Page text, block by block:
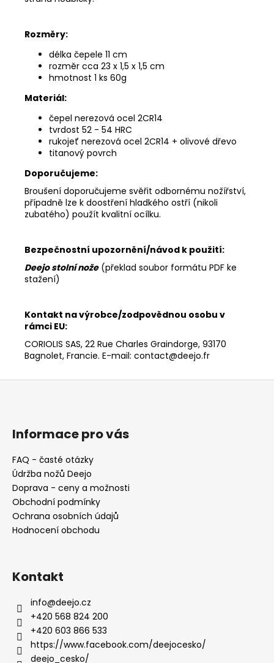
Rozměry:
délka čepele 11 cm
rozměr cca 23 x 1,5 x 1,5 cm
hmotnost 1 ks 60g
Materiál:
čepel nerezová ocel 2CR14
tvrdost 52 - 54 HRC
rukojeť nerezová ocel 2CR14 + olivové dřevo
titanový povrch
Doporučujeme:
Broušení doporučujeme svěřit odbornému nožířství,
případně lze k doostření hladkého ostří (nikoli
zubatého) použít kvalitní ocílku.
Bezpečnostní upozornění/návod k použití:
Deejo stolní nože (překlad soubor formátu PDF ke
stažení)
Kontakt na výrobce/zodpovědnou osobu v
rámci EU:
CORIOLIS SAS, 22 Rue Charles Graindorge, 93170
Bagnolet, Francie. E-mail: contact@deejo.fr
Z
Informace pro vás
FAQ - časté otázky
Údržba nožů Deejo
Doprava - ceny a možnosti
Obchodní podmínky
Ochrana osobních údajů
Hodnocení obchodu
Kontakt
info@deejo.cz
+420 568 824 200
+420 603 866 533
https://www.facebook.com/deejocesko/
deejo_cesko/